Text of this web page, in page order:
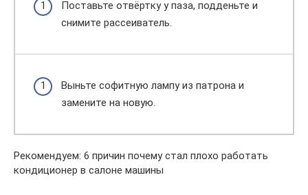
Поставьте отвёртку у паза, подденьте и
снимите рассеиватель.
Выньте софитную лампу из патрона и
замените на новую.
Рекомендуем: 6 причин почему стал плохо работать
кондиционер в салоне машины